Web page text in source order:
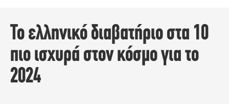
Το ελληνικό διαβατήριο στα 10
πιο ισχυρά στον κόσμο για το
2024